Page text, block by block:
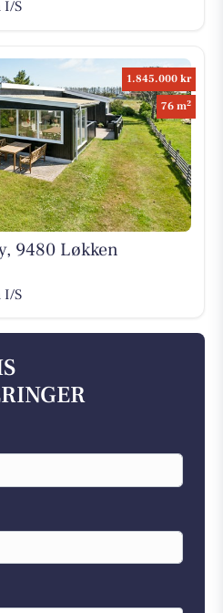
I/S
1.845.000 kr
76 m2
9480 Løkken
I/S